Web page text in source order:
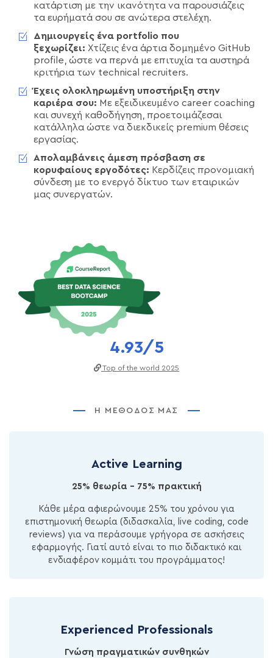
κατάρτιση με την ικανότητα να παρουσιάζεις
τα ευρήματά σου σε ανώτερα στελέχη.
Δημιουργείς ένα portfolio που
ξεχωρίζει: Χτίζεις ένα άρτια δομημένο GitHub
profile, ώστε να περνά με επιτυχία τα αυστηρά
κριτήρια των technical recruiters.
Έχεις ολοκληρωμένη υποστήριξη στην
καριέρα σου: Με εξειδικευμένο career coaching
και συνεχή καθοδήγηση, προετοιμάζεσαι
κατάλληλα ώστε να διεκδικείς premium θέσεις
εργασίας.
Απολαμβάνεις άμεση πρόσβαση σε
κορυφαίους εργοδότες: Κερδίζεις προνομιακή
σύνδεση με το ενεργό δίκτυο των εταιρικών
μας συνεργατών.
4.93/5
Top of the world​ 2025
Η ΜΈΘΟΔΌΣ ΜΑΣ
Active Learning
25% θεωρία - 75% πρακτική
Κάθε μέρα αφιερώνουμε 25% του χρόνου για
επιστημονική θεωρία (διδασκαλία, live coding, code
reviews) για να περάσουμε γρήγορα σε ασκήσεις
εφαρμογής. Γιατί αυτό είναι το πιο διδακτικό και
ενδιαφέρον κομμάτι του προγράμματος!
Experienced Professionals
Γνώση πραγματικών συνθηκών